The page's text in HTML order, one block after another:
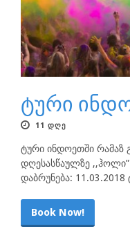
ტური
11 ᲓᲦᲔ
ტური ინდოეთში
დღესასწაულზე ,,ჰოლი”
დაბრუნება:
Book Now!